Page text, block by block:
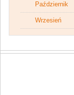
Październik
Wrzesień